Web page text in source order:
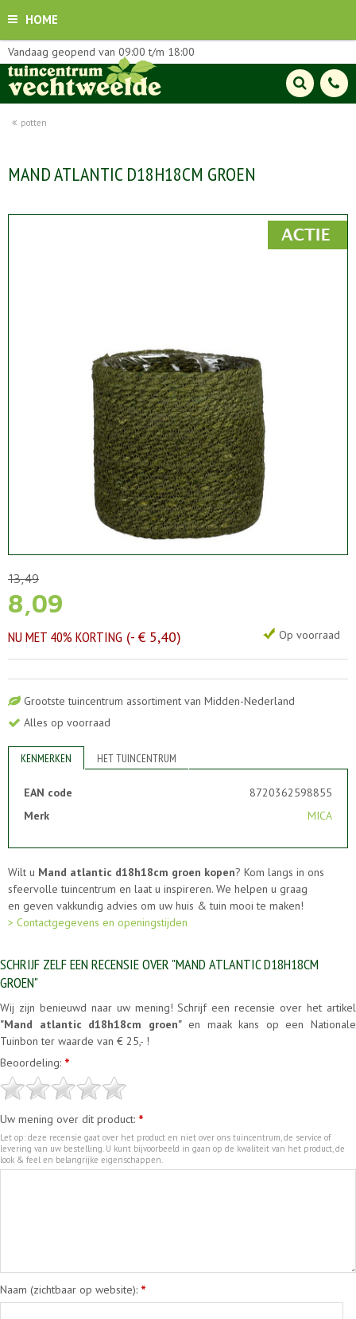
HOME
potten
Vandaag geopend van 09:00 t/m 18:00
MAND ATLANTIC D18H18CM GROEN
13,49
8,09
NU MET 40% KORTING -€ 5,40 Op voorraad
Grootste tuincentrum assortiment van Midden-Nederland
Alles op voorraad
KENMERKEN HET TUINCENTRUM
EAN code
8720362598855
Merk
MICA
Wilt u Mand atlantic d18h18cm groen kopen? Kom langs in ons
sfeervolle tuincentrum en laat u inspireren. We helpen u graag
en geven vakkundig advies om uw huis & tuin mooi te maken!
> Contactgegevens en openingstijden
SCHRIJF ZELF EEN RECENSIE OVER "MAND ATLANTIC D18H18CM
GROEN"
Wij zijn benieuwd naar uw mening! Schrijf een recensie over het artikel
"Mand atlantic d18h18cm groen"en maak kans op een Nationale
Tuinbon ter waarde van € 25,- !
Beoordeling: *
Uw mening over dit product: *
Let op: deze recensie gaat over het product en niet over ons tuincentrum, de service of
levering van uw bestelling. U kunt bijvoorbeeld in gaan op de kwaliteit van het product, de
look & feel en belangrijke eigenschappen.
Naam (zichtbaar op website): *